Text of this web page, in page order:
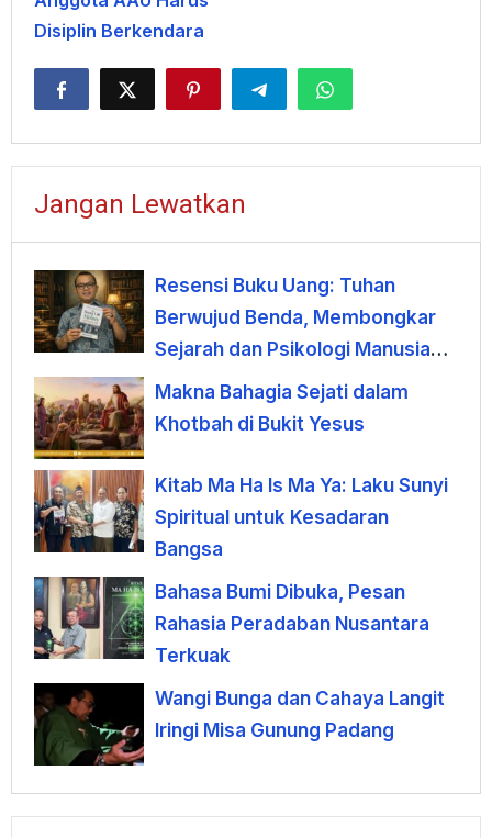
Disiplin Berkendara
Jangan Lewatkan
Resensi Buku Uang: Tuhan
Berwujud Benda, Membongkar
Sejarah dan Psikologi Manusia
terhadap Uang
Makna Bahagia Sejati dalam
Khotbah di Bukit Yesus
Kitab Ma Ha Is Ma Ya: Laku Sunyi
Spiritual untuk Kesadaran
Bangsa
Bahasa Bumi Dibuka, Pesan
Rahasia Peradaban Nusantara
Terkuak
Wangi Bunga dan Cahaya Langit
Iringi Misa Gunung Padang